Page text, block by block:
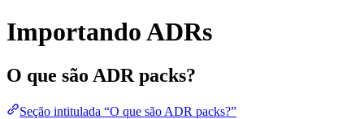
Importando ADRs
O que são ADR packs?
Seção intitulada “O que são ADR packs?”